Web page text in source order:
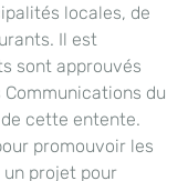
locales, de
Il est
sont approuvés
du
de cette entente.
promouvoir les
projet pour